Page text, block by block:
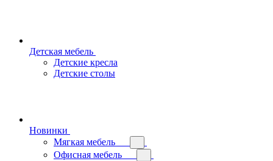
Детская мебель
Детские кресла
Детские столы
Новинки
Мягкая мебель
Офисная мебель